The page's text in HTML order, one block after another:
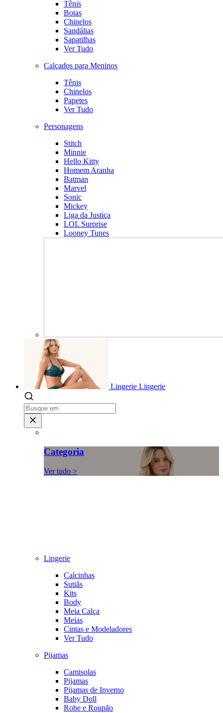
Tênis
Botas
Chinelos
Sandálias
Sapatilhas
Ver Tudo
Calçados para Meninos
Tênis
Chinelos
Papetes
Ver Tudo
Personagens
Stitch
Minnie
Hello Kitty
Homem Aranha
Batman
Marvel
Sonic
Mickey
Liga da Justiça
LOL Surprise
Looney Tunes
Lingerie Lingerie
Categoria
Ver tudo >
Lingerie
Calcinhas
Sutiãs
Kits
Body
Meia Calça
Meias
Cintas e Modeladores
Ver Tudo
Pijamas
Camisolas
Pijamas
Pijamas de Inverno
Baby Doll
Robe e Roupão